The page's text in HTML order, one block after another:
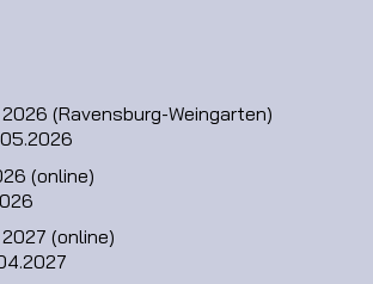
(Ravensburg-Weingarten)
(online)
(online)